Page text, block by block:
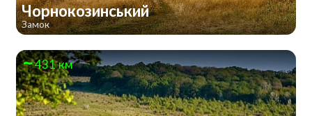
Чорнокозинський
Замок
431 км